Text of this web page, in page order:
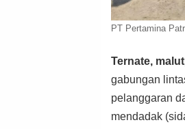
PT Pertamina
Ternate,
gabungan
pelanggaran
mendadak